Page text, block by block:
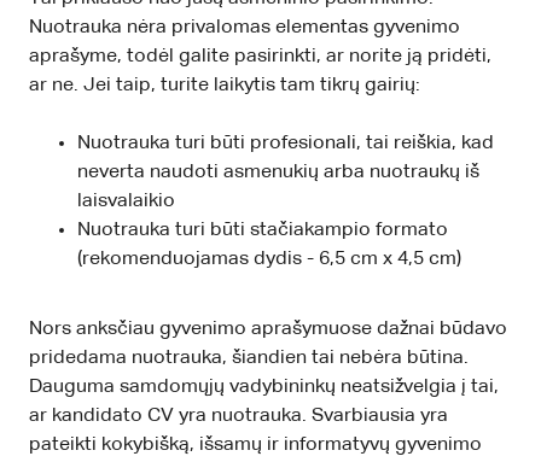
Nuotrauka nėra privalomas elementas gyvenimo
aprašyme, todėl galite pasirinkti, ar norite ją pridėti,
ar ne. Jei taip, turite laikytis tam tikrų gairių:
Nuotrauka turi būti profesionali, tai reiškia, kad
neverta naudoti asmenukių arba nuotraukų iš
laisvalaikio
Nuotrauka turi būti stačiakampio formato
(rekomenduojamas dydis - 6,5 cm x 4,5 cm)
Nors anksčiau gyvenimo aprašymuose dažnai būdavo
pridedama nuotrauka, šiandien tai nebėra būtina.
Dauguma samdomųjų vadybininkų neatsižvelgia į tai,
ar kandidato CV yra nuotrauka. Svarbiausia yra
pateikti kokybišką, išsamų ir informatyvų gyvenimo